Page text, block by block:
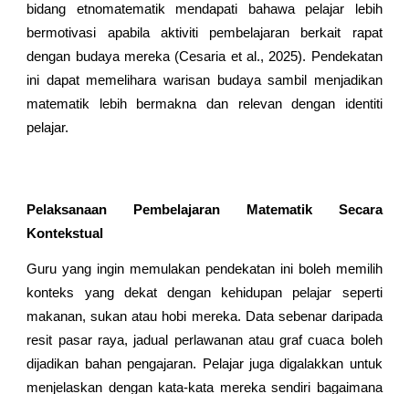
bidang etnomatematik mendapati bahawa pelajar lebih
bermotivasi apabila aktiviti pembelajaran berkait rapat
dengan budaya mereka (Cesaria et al., 2025). Pendekatan
ini dapat memelihara warisan budaya sambil menjadikan
matematik lebih bermakna dan relevan dengan identiti
pelajar.
Pelaksanaan Pembelajaran Matematik Secara
Kontekstual
Guru yang ingin memulakan pendekatan ini boleh memilih
konteks yang dekat dengan kehidupan pelajar seperti
makanan, sukan atau hobi mereka. Data sebenar daripada
resit pasar raya, jadual perlawanan atau graf cuaca boleh
dijadikan bahan pengajaran. Pelajar juga digalakkan untuk
menjelaskan dengan kata-kata mereka sendiri bagaimana